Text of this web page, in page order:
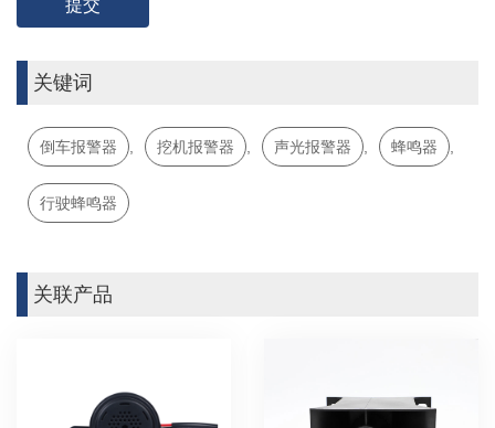
关键词
倒车报警器 挖机报警器 声光报警器 蜂鸣器
行驶蜂鸣器
关联产品